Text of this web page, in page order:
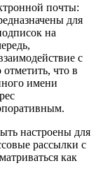
почты:
для
на
с
что в
имени
настроены для
рассылки с
как